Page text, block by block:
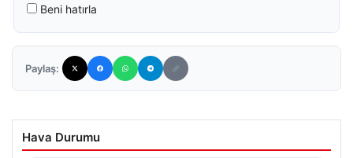
Beni hatırla
Paylaş:
Hava Durumu